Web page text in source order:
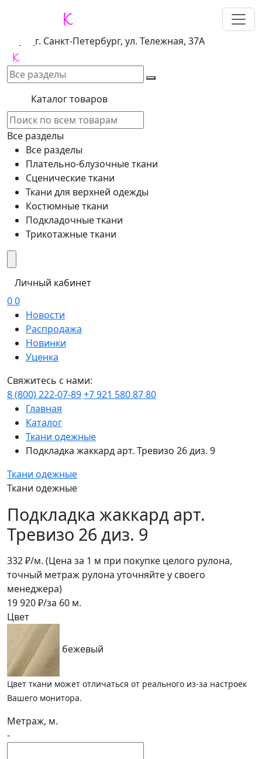
г. Санкт-Петербург, ул. Тележная, 37А
Каталог товаров
Все разделы
Все разделы
Плательно-блузочные ткани
Сценические ткани
Ткани для верхней одежды
Костюмные ткани
Подкладочные ткани
Трикотажные ткани
Личный кабинет
00
Новости
Распродажа
Новинки
Уценка
Свяжитесь с нами:
8 (800) 222-07-89+7 921 580 87 80
Главная
Каталог
Ткани одежные
Подкладка жаккард арт. Тревизо 26 диз. 9
Ткани одежные
Ткани одежные
Подкладка жаккард арт.
Тревизо 26 диз. 9
332₽/м. (Цена за 1 м при покупке целого рулона,
точный метраж рулона уточняйте у своего
менеджера)
19 920₽/за 60 м.
Цвет
бежевый
Цвет ткани может отличаться от реального из-за настроек
Вашего монитора.
Метраж, м.
-